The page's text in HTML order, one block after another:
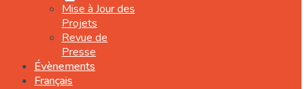
Mise à Jour des
Projets
Revue de
Presse
Évènements
Français